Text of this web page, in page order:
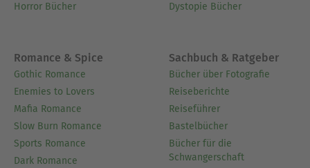
Horror Bücher
Dystopie Bücher
Romance & Spice
Gothic Romance
Enemies to Lovers
Mafia Romance
Slow Burn Romance
Sports Romance
Dark Romance
Sachbuch & Ratgeber
Bücher über Fotografie
Reiseberichte
Reiseführer
Bastelbücher
Bücher für die
Schwangerschaft